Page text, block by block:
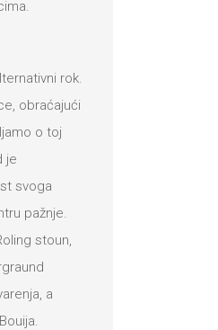
rok.
obraćajući
o toj
je
svoga
pažnje.
stoun,
a